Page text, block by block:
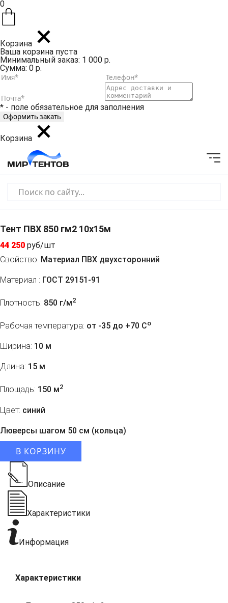
0
Корзина
Ваша корзина пуста
Минимальный заказ: 1 000 р.
Сумма: 0 р.
* - поле обязательное для заполнения
Корзина
Тент ПВХ 850 гм2 10x15м
44 250 руб/шт
Свойство: Материал ПВХ двухсторонний
Материал : ГОСТ 29151-91
Плотность: 850 г/м2
Рабочая температура: от -35 до +70 Co
Ширина: 10 м
Длина: 15 м
Площадь: 150 м2
Цвет: синий
Люверсы шагом 50 см (кольца)
В КОРЗИНУ
Описание
Характеристики
Информация
Характеристики